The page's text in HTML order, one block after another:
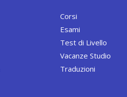
Corsi
Esami
Test di Livello
Vacanze Studio
Traduzioni